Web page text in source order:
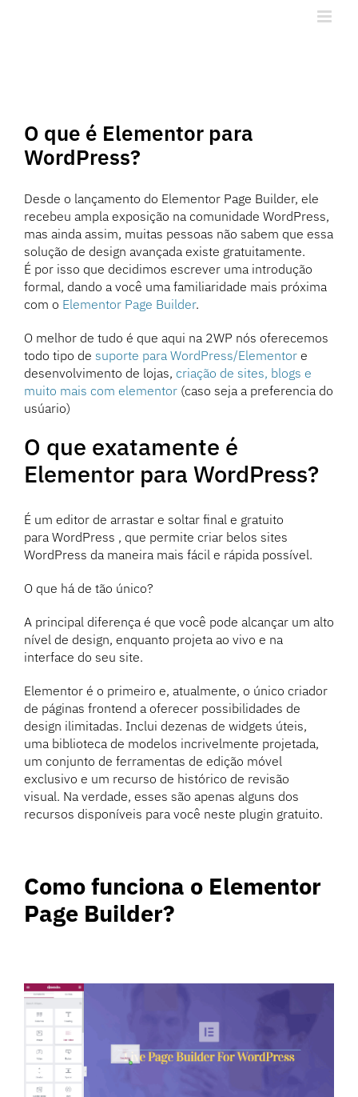
O que é Elementor para
WordPress?
Desde o lançamento do Elementor Page Builder, ele
recebeu ampla exposição na comunidade WordPress,
mas ainda assim, muitas pessoas não sabem que essa
solução de design avançada existe gratuitamente.
É por isso que decidimos escrever uma introdução
formal, dando a você uma familiaridade mais próxima
com o Elementor Page Builder.
O melhor de tudo é que aqui na 2WP nós oferecemos
todo tipo de suporte para WordPress/Elementor e
desenvolvimento de lojas, criação de sites, blogs e
muito mais com elementor (caso seja a preferencia do
usúario)
O que exatamente é
Elementor para WordPress?
É um editor de arrastar e soltar final e gratuito
para WordPress , que permite criar belos sites
WordPress da maneira mais fácil e rápida possível.
O que há de tão único?
A principal diferença é que você pode alcançar um alto
nível de design, enquanto projeta ao vivo e na
interface do seu site.
Elementor é o primeiro e, atualmente, o único criador
de páginas frontend a oferecer possibilidades de
design ilimitadas. Inclui dezenas de widgets úteis,
uma biblioteca de modelos incrivelmente projetada,
um conjunto de ferramentas de edição móvel
exclusivo e um recurso de histórico de revisão
visual. Na verdade, esses são apenas alguns dos
recursos disponíveis para você neste plugin gratuito.
Como funciona o Elementor
Page Builder?